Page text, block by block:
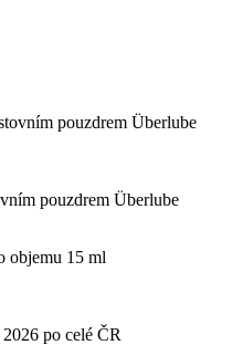
pouzdrem Überlube
objemu 15 ml
po celé ČR